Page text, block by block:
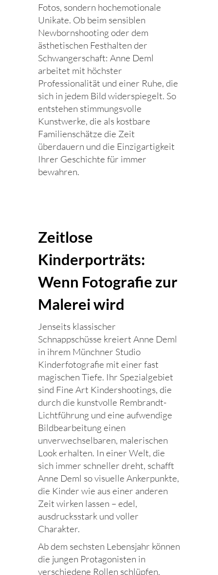
Fotos, sondern hochemotionale
Unikate. Ob beim sensiblen
Newbornshooting oder dem
ästhetischen Festhalten der
Schwangerschaft: Anne Deml
arbeitet mit höchster
Professionalität und einer Ruhe, die
sich in jedem Bild widerspiegelt. So
entstehen stimmungsvolle
Kunstwerke, die als kostbare
Familienschätze die Zeit
überdauern und die Einzigartigkeit
Ihrer Geschichte für immer
bewahren.
Zeitlose
Kinderporträts:
Wenn Fotografie zur
Malerei wird
Jenseits klassischer
Schnappschüsse kreiert Anne Deml
in ihrem Münchner Studio
Kinderfotografie mit einer fast
magischen Tiefe. Ihr Spezialgebiet
sind Fine Art Kindershootings, die
durch die kunstvolle Rembrandt-
Lichtführung und eine aufwendige
Bildbearbeitung einen
unverwechselbaren, malerischen
Look erhalten. In einer Welt, die
sich immer schneller dreht, schafft
Anne Deml so visuelle Ankerpunkte,
die Kinder wie aus einer anderen
Zeit wirken lassen – edel,
ausdrucksstark und voller
Charakter.
Ab dem sechsten Lebensjahr können
die jungen Protagonisten in
verschiedene Rollen schlüpfen,